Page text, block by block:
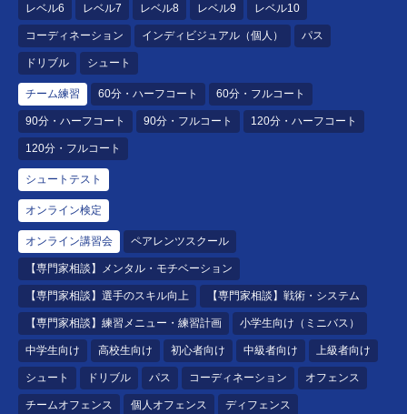
レベル6 レベル7 レベル8 レベル9 レベル10
コーディネーション インディビジュアル（個人） パス
ドリブル シュート
チーム練習 60分・ハーフコート 60分・フルコート
90分・ハーフコート 90分・フルコート 120分・ハーフコート
120分・フルコート
シュートテスト
オンライン検定
オンライン講習会 ペアレンツスクール
【専門家相談】メンタル・モチベーション
【専門家相談】選手のスキル向上 【専門家相談】戦術・システム
【専門家相談】練習メニュー・練習計画 小学生向け（ミニバス）
中学生向け 高校生向け 初心者向け 中級者向け 上級者向け
シュート ドリブル パス コーディネーション オフェンス
チームオフェンス 個人オフェンス ディフェンス